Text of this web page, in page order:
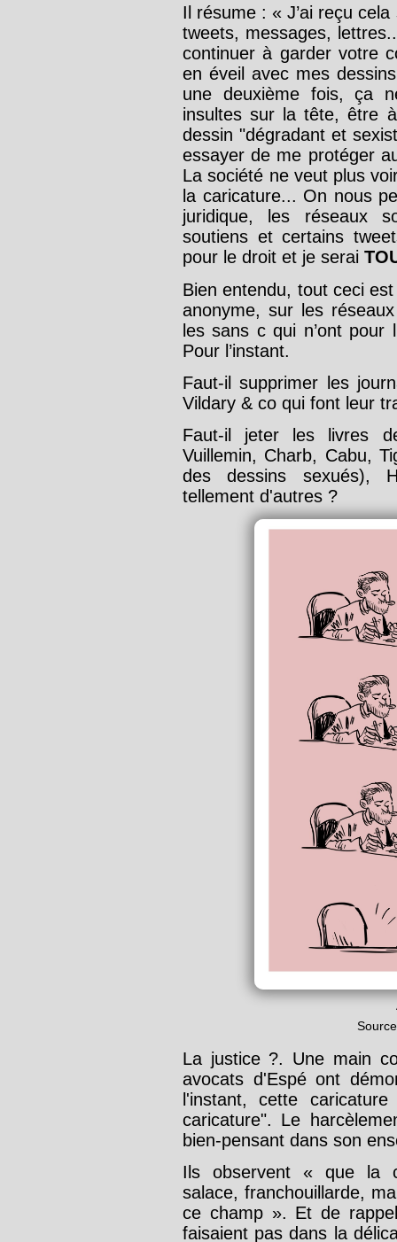
Il résume : « J’ai reçu
tweets, messages,
continuer à garder votre
en éveil avec mes
une deuxième fois, ça
insultes sur la tête, être
dessin "dégradant et
essayer de me protéger
La société ne veut plus
la caricature... On nous
juridique, les réseaux
soutiens et certains
pour le droit et je serai
Bien entendu, tout ceci
anonyme, sur les
les sans c qui n’ont pour
Pour l’instant.
Faut-il supprimer les
Vildary & co qui font leur
Faut-il jeter les livres
Vuillemin, Charb, Cabu,
des dessins sexués),
tellement d'autres ?
La justice ?. Une main
avocats d'Espé ont
l'instant, cette
caricature". Le
bien-pensant dans son
Ils observent « que la
salace, franchouillarde,
ce champ ». Et de
faisaient pas dans la